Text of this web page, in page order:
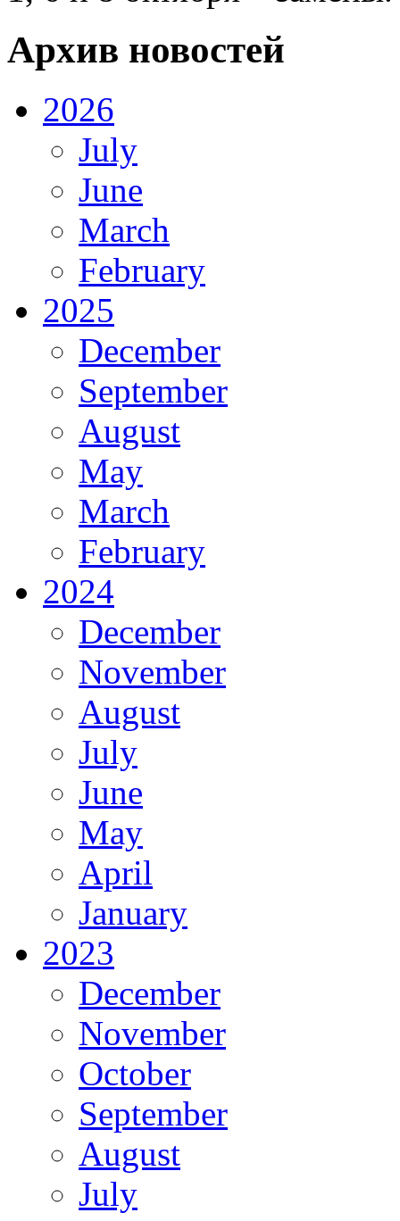
Архив новостей
2026
July
June
March
February
2025
December
September
August
May
March
February
2024
December
November
August
July
June
May
April
January
2023
December
November
October
September
August
July